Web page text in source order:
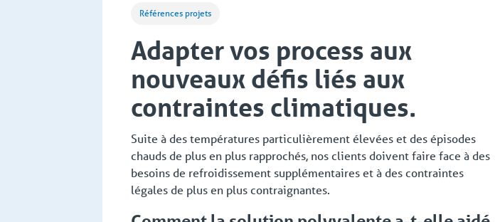
Références projets
Adapter vos process aux
nouveaux défis liés aux
contraintes climatiques.
Suite à des températures particulièrement élevées et des épisodes
chauds de plus en plus rapprochés, nos clients doivent faire face à des
besoins de refroidissement supplémentaires et à des contraintes
légales de plus en plus contraignantes.